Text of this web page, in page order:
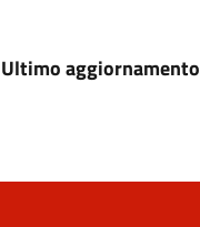
Ultimo aggiornamento